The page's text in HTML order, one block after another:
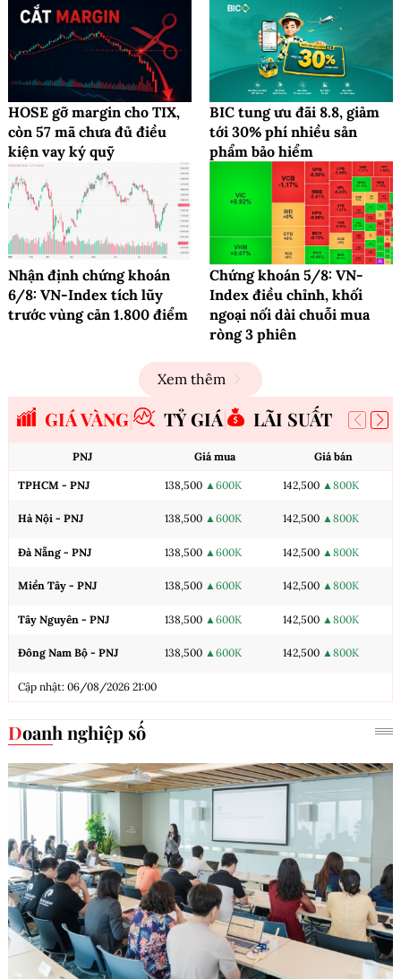
HOSE gỡ margin cho TIX,
còn 57 mã chưa đủ điều
kiện vay ký quỹ
BIC tung ưu đãi 8.8, giảm
tới 30% phí nhiều sản
phẩm bảo hiểm
Nhận định chứng khoán
6/8: VN-Index tích lũy
trước vùng cản 1.800 điểm
Chứng khoán 5/8: VN-
Index điều chỉnh, khối
ngoại nối dài chuỗi mua
ròng 3 phiên
Xem thêm
GIÁ VÀNG TỶ GIÁ LÃI SUẤT
PNJ Giá mua Giá bán
TPHCM - PNJ 138,500 ▲600K 142,500 ▲800K
Hà Nội - PNJ 138,500 ▲600K 142,500 ▲800K
Đà Nẵng - PNJ 138,500 ▲600K 142,500 ▲800K
Miền Tây - PNJ 138,500 ▲600K 142,500 ▲800K
Tây Nguyên - PNJ 138,500 ▲600K 142,500 ▲800K
Đông Nam Bộ - PNJ 138,500 ▲600K 142,500 ▲800K
Cập nhật: 06/08/2026 21:00
Doanh nghiệp số